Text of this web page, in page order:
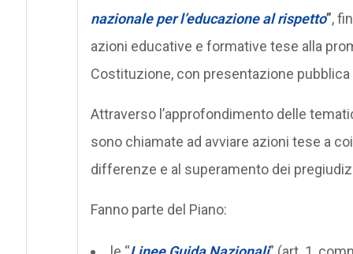
nazionale per l’educazione al rispetto”,
azioni educative e formative tese alla
Costituzione, con presentazione
Attraverso l’approfondimento delle
sono chiamate ad avviare azioni tese a
differenze e al superamento dei
Fanno parte del Piano: